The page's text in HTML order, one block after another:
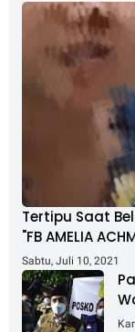
Tertipu Saat
"FB AMELIA
Sabtu, Juli 10, 2021